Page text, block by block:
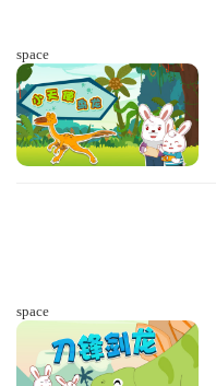
space
space